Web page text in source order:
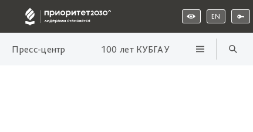
EN
Пресс-центр 100 лет КУБГАУ